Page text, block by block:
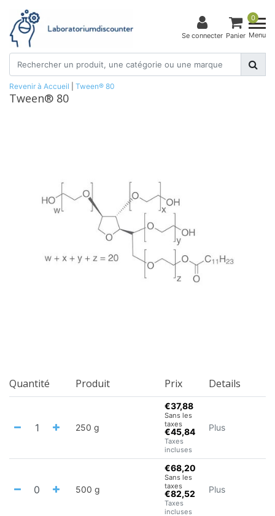
Se connecter
0
Panier Menu
Revenir à Accueil Tween® 80
Tween® 80
Quantité Produit Prix Details
250 g
€37,88
Sans les
taxes
€45,84
Taxes
incluses
Plus
500 g
€68,20
Sans les
taxes
€82,52
Taxes
incluses
Plus